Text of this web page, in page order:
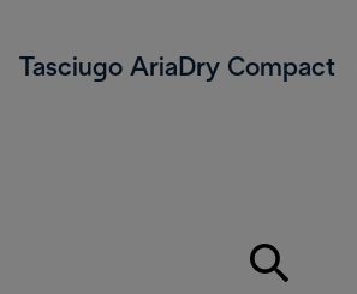
Tasciugo AriaDry Compact